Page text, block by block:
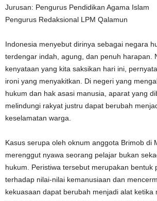
Jurusan: Pengurus Pendidikan Agama Islam
Pengurus Redaksional LPM Qalamun
Indonesia menyebut dirinya sebagai negara
terdengar indah, agung, dan penuh harapan.
kenyataan yang kita saksikan hari ini,
ironi yang menyakitkan. Di negeri yang
hukum dan hak asasi manusia, aparat yang
melindungi rakyat justru dapat berubah
keselamatan warga.
Kasus serupa oleh oknum anggota Brimob di
merenggut nyawa seorang pelajar bukan
hukum. Peristiwa tersebut merupakan bentuk
terhadap nilai-nilai kemanusiaan dan
kekuasaan dapat berubah menjadi alat ketika